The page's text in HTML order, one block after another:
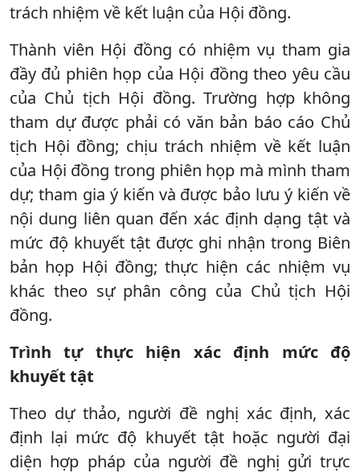
trách nhiệm về kết luận của Hội đồng.
Thành viên Hội đồng có nhiệm vụ tham gia
đầy đủ phiên họp của Hội đồng theo yêu cầu
của Chủ tịch Hội đồng. Trường hợp không
tham dự được phải có văn bản báo cáo Chủ
tịch Hội đồng; chịu trách nhiệm về kết luận
của Hội đồng trong phiên họp mà mình tham
dự; tham gia ý kiến và được bảo lưu ý kiến về
nội dung liên quan đến xác định dạng tật và
mức độ khuyết tật được ghi nhận trong Biên
bản họp Hội đồng; thực hiện các nhiệm vụ
khác theo sự phân công của Chủ tịch Hội
đồng.
Trình tự thực hiện xác định mức độ
khuyết tật
Theo dự thảo, người đề nghị xác định, xác
định lại mức độ khuyết tật hoặc người đại
diện hợp pháp của người đề nghị gửi trực